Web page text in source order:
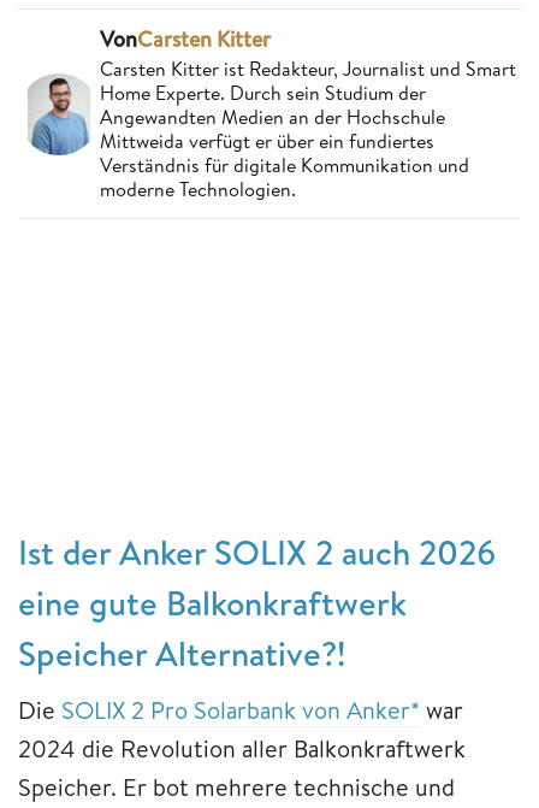
VonCarsten Kitter
Carsten Kitter ist Redakteur, Journalist und Smart
Home Experte. Durch sein Studium der
Angewandten Medien an der Hochschule
Mittweida verfügt er über ein fundiertes
Verständnis für digitale Kommunikation und
moderne Technologien.
Ist der Anker SOLIX 2 auch 2026
eine gute Balkonkraftwerk
Speicher Alternative?!
Die SOLIX 2 Pro Solarbank von Anker* war
2024 die Revolution aller Balkonkraftwerk
Speicher. Er bot mehrere technische und